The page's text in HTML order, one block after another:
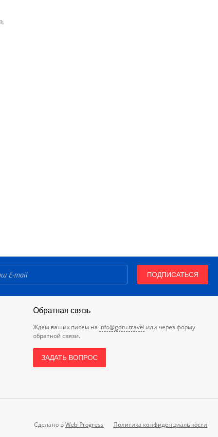
ПОДПИСАТЬСЯ
Обратная связь
Ждем ваших писем на info@goru.travel или через форму
обратной связи.
ЗАДАТЬ ВОПРОС
Сделано вWeb-Progress Политика конфиденциальности